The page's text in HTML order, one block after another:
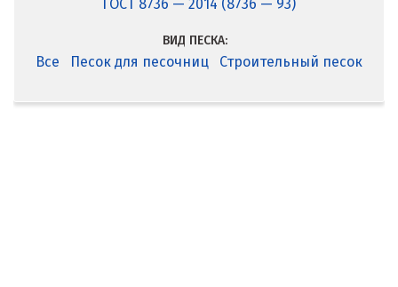
ГОСТ 8736 — 2014 (8736 — 93)
ВИД ПЕСКА:
Все Песок для песочниц Строительный песок